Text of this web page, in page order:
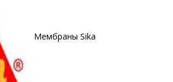
Мембраны Sika